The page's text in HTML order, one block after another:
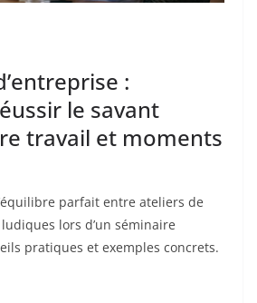
:
le savant
travail et moments
parfait entre ateliers de
lors d’un séminaire
pratiques et exemples concrets.